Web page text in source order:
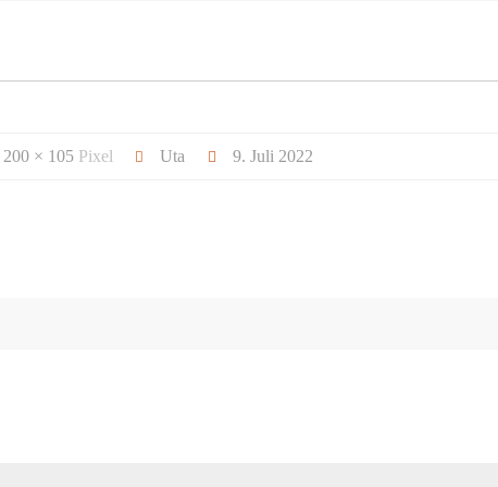
200 × 105 Pixel Uta 9. Juli 2022